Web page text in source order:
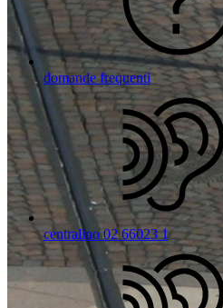
domande frequenti
centralino 02 66023 1